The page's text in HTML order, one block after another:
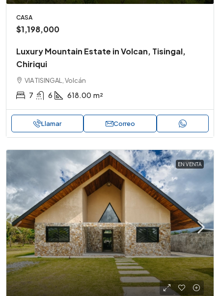
CASA
$1,198,000
Luxury Mountain Estate in Volcan, Tisingal,
Chiriqui
VIA TISINGAL, Volcán
7 6 618.00 m²
Llamar Correo
EN VENTA